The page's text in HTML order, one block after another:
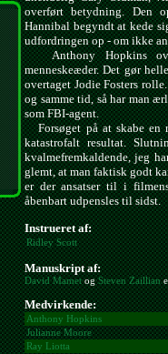
overført betydning. Den
Hannibal begyndt at kede
udfordringen op - om ikke
Anthony Hopkins
menneskeæder. Det gør
overtaget Jodie Fosters
og samme tid, så har man
som FBI-agent.
Forsøget på at skabe en
katastrofalt resultat.
kvalmefremkaldende, jeg
glemt, at man faktisk godt
er der ansatser til i
åbenbart udpensles til sidst.
Instrueret af:
Ridley Scott
Manuskript af:
David MametogSteven Zaillian
Medvirkende:
Anthony Hopkins
Julianne Moore
Ray Liotta